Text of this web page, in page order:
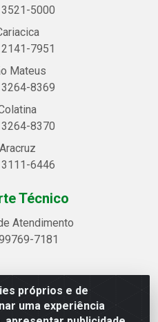
próprios e de
uma experiência
5000
7951
Mateus
8369
8370
Aracruz
6446
Técnico
Atendimento
7181
- Avenida Alegre, 2521 -
Shell, Linhares/ES - CEP